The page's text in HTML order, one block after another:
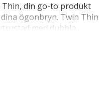
Thin, din go-to produkt
ögonbryn. Twin Thin
med dubbla
effekt med
lätt hand och fjädrande
Thin finns i åtta
applicering tack